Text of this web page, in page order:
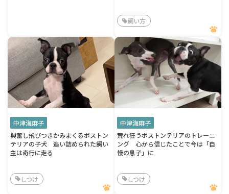
飼い方
中津海麻子
興奮し飛びつきかみまくるボストン
テリアの子犬 追い詰められた飼い
主は奇行に走る
しつけ
中津海麻子
荒れ狂うボストンテリアのトレーニ
ング 心から信じたことで今は「自
慢の息子」に
しつけ